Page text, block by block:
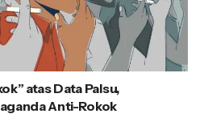
atas Data Palsu,
Anti-Rokok